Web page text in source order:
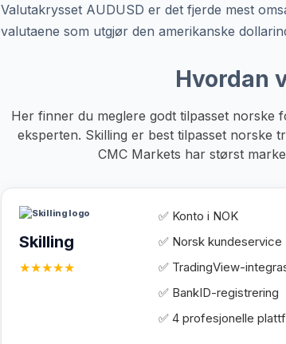
Valutakrysset AUDUSD er det fjerde mest
valutaene som utgjør den amerikanske
Hvordan
Her finner du meglere godt tilpasset norske
eksperten. Skilling er best tilpasset norske
CMC Markets har størst
Skilling
★★★★★
✅ Konto i NOK
✅ Norsk kundeservice
✅ TradingView-
✅ BankID-registrering
✅ 4 profesjonelle